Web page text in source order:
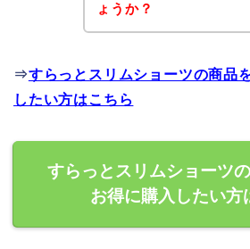
ょうか？
⇒すらっとスリムショーツの商品
したい方はこちら
すらっとスリムショーツ
お得に購入したい方